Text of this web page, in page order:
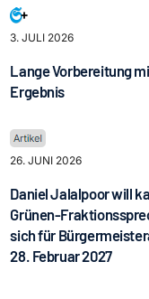
3. JULI 2026
Lange Vorbereitung
Ergebnis
26. JUNI 2026
Daniel Jalalpoor will
Grünen-
sich für
28. Februar 2027